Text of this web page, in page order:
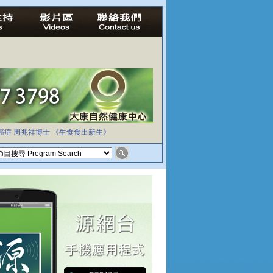
症 周兆祥博士 《生食食出新生》